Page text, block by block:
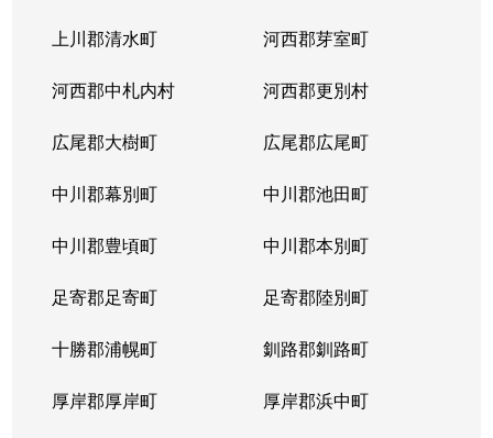
上川郡清水町 河西郡芽室町
河西郡中札内村 河西郡更別村
広尾郡大樹町 広尾郡広尾町
中川郡幕別町 中川郡池田町
中川郡豊頃町 中川郡本別町
足寄郡足寄町 足寄郡陸別町
十勝郡浦幌町 釧路郡釧路町
厚岸郡厚岸町 厚岸郡浜中町